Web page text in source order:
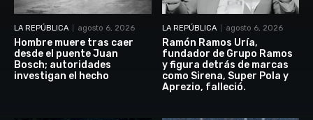
LA REPÚBLICA agosto 6, 2026
Hombre muere tras caer
desde el puente Juan
Bosch; autoridades
investigan el hecho
LA REPÚBLICA agosto 6, 2026
Ramón Ramos Uría,
fundador de Grupo Ramos
y figura detrás de marcas
como Sirena, Super Pola y
Aprezio, falleció.